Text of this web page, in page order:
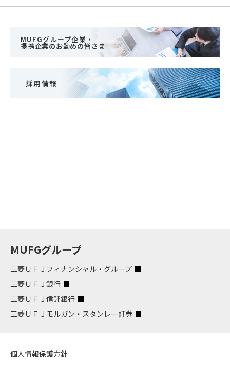
MUFGグループ企業・
提携企業のお勤めの皆さま
採用情報
MUFGグループ
三菱ＵＦＪフィナンシャル・グループ
三菱ＵＦＪ銀行
三菱ＵＦＪ信託銀行
三菱ＵＦＪモルガン・スタンレー証券
個人情報保護方針